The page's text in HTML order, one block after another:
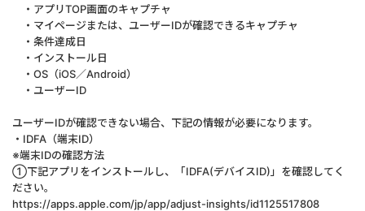
・アプリTOP画面のキャプチャ
・マイページまたは、ユーザーIDが確認できるキャプチャ
・条件達成日
・インストール日
・OS（iOS／Android）
・ユーザーID
ユーザーIDが確認できない場合、下記の情報が必要になります。
・IDFA（端末ID）
※端末IDの確認方法
①下記アプリをインストールし、「IDFA(デバイスID)」を確認してく
ださい。
https://apps.apple.com/jp/app/adjust-insights/id1125517808